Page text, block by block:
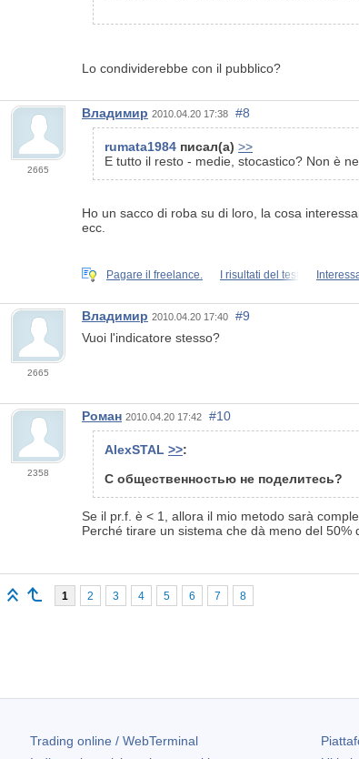
Lo condividerebbe con il pubblico?
2665
Владимир 2010.04.20 17:38 #8
rumata1984 писал(а) >>
E tutto il resto - medie, stocastico? Non è
Ho un sacco di roba su di loro, la cosa
ecc.
Pagare il freelance. I risultati del test
2665
Владимир 2010.04.20 17:40
#9
Vuoi l'indicatore stesso?
2358
Роман 2010.04.20 17:42 #10
AlexSTAL >>:
С общественностью не поделитесь?
Se il pr.f. è < 1, allora il mio metodo sarà
Perché tirare un sistema che dà meno del 50%
1 2 3 4 5 6 7 8
Trading online / WebTerminal